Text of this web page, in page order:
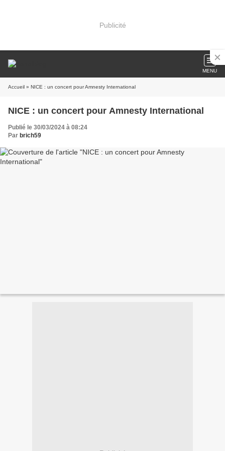
Publicité
MENU
Accueil » NICE : un concert pour Amnesty International
NICE : un concert pour Amnesty International
Publié le 30/03/2024 à 08:24
Par brich59